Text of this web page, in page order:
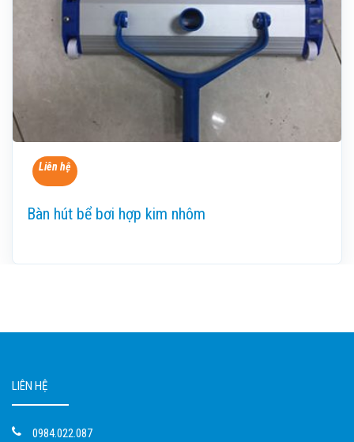
Liên hệ
Bàn hút bể bơi hợp kim nhôm
LIÊN HỆ
0984.022.087